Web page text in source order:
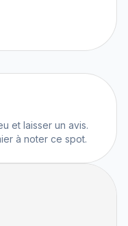
et laisser un avis.
à noter ce spot.